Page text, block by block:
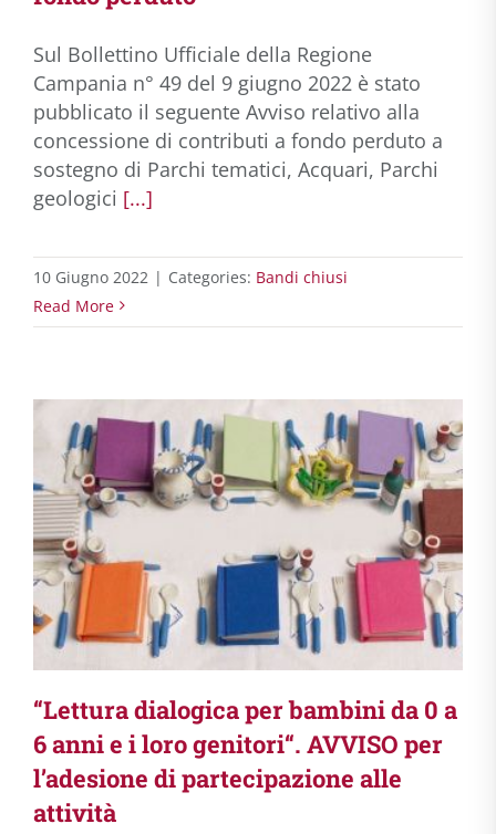
Sul Bollettino Ufficiale della Regione
Campania n° 49 del 9 giugno 2022 è stato
pubblicato il seguente Avviso relativo alla
concessione di contributi a fondo perduto a
sostegno di Parchi tematici, Acquari, Parchi
geologici [...]
10 Giugno 2022 | Categories: Bandi chiusi
Read More
“Lettura dialogica per bambini da 0 a
6 anni e i loro genitori“. AVVISO per
l’adesione di partecipazione alle
attività